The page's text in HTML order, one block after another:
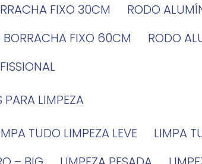
FIXO 30CM
RODO
BORRACHA FIXO 60CM
RODO
PARA LIMPEZA
TUDO LIMPEZA LEVE
LIMPA